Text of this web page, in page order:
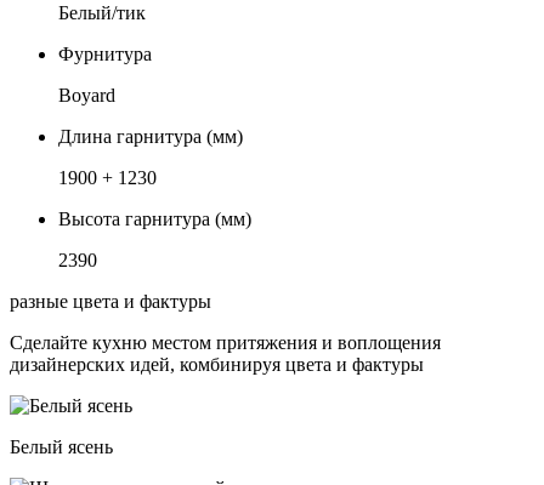
Белый/тик
Фурнитура
Boyard
Длина гарнитура (мм)
1900 + 1230
Высота гарнитура (мм)
2390
разные цвета и фактуры
Сделайте кухню местом притяжения и воплощения
дизайнерских идей, комбинируя цвета и фактуры
Белый ясень